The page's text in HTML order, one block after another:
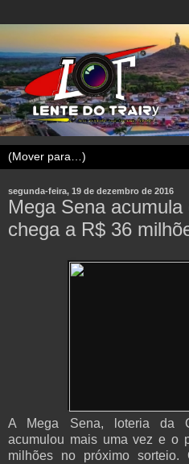
segunda-feira, 19 de dezembro de 2016
Mega Sena
chega a R$ 36
A Mega Sena, loteria da
acumulou mais uma vez e o
milhões no próximo